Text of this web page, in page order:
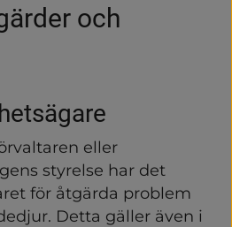
och
eller
styrelse har det
för åtgärda problem
Detta gäller även i